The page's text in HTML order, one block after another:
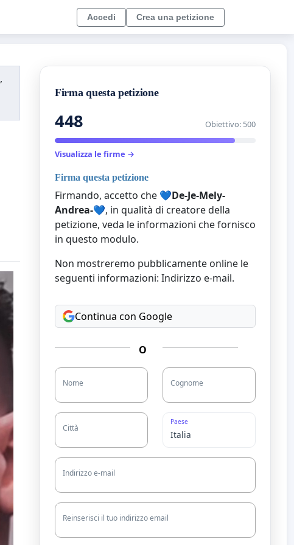
Accedi Crea una petizione
,
Firma questa petizione
448 Obiettivo: 500
Visualizza le firme →
Firma questa petizione
Firmando, accetto che 💙De-Je-Mely-
Andrea-💙, in qualità di creatore della
petizione, veda le informazioni che fornisco
in questo modulo.
Non mostreremo pubblicamente online le
seguenti informazioni: Indirizzo e-mail.
Continua con Google
O
Nome Cognome
Città
Paese
Indirizzo e-mail
Reinserisci il tuo indirizzo email